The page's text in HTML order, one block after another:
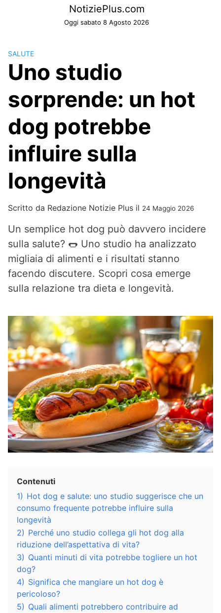
NotiziePlus.com
Oggi sabato 8 Agosto 2026
SALUTE
Uno studio
sorprende: un hot
dog potrebbe
influire sulla
longevità
Scritto da Redazione Notizie Plus il 24 Maggio 2026
Un semplice hot dog può davvero incidere
sulla salute? 🌭 Uno studio ha analizzato
migliaia di alimenti e i risultati stanno
facendo discutere. Scopri cosa emerge
sulla relazione tra dieta e longevità.
Contenuti
1) Hot dog e salute: uno studio suggerisce che un
consumo frequente potrebbe influire sulla
longevità
2) Perché uno studio collega gli hot dog alla
riduzione dell’aspettativa di vita?
3) Quanti minuti di vita potrebbe togliere un hot
dog?
4) Significa che mangiare un hot dog è
pericoloso?
5) Quali alimenti potrebbero contribuire ad